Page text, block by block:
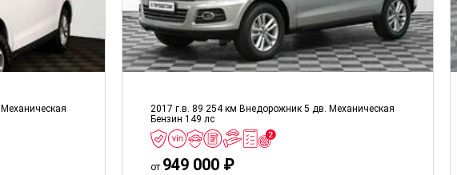
Механическая
2017 г.в. 89 254 км Внедорожник 5 дв. Механическая
Бензин 149 лс
от 949 000 ₽